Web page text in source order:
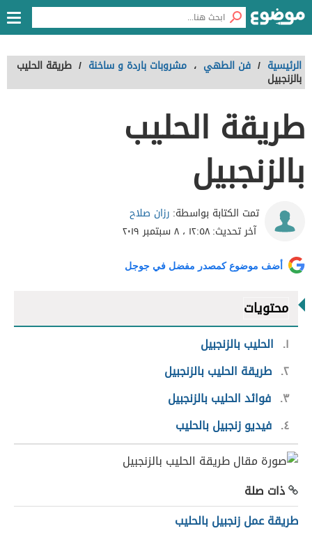
الرئيسية / فن الطهي ، مشروبات باردة و ساخنة / طريقة الحليب
بالزنجبيل
طريقة الحليب
بالزنجبيل
تمت الكتابة بواسطة: رزان صلاح
آخر تحديث:١٢:٥٨ ، ٨ سبتمبر ٢٠١٩
أضف موضوع كمصدر مفضل في جوجل
محتويات
١
الحليب بالزنجبيل
٢ طريقة الحليب بالزنجبيل
٣ فوائد الحليب بالزنجبيل
٤ فيديو زنجبيل بالحليب
ذات صلة
طريقة عمل زنجبيل بالحليب